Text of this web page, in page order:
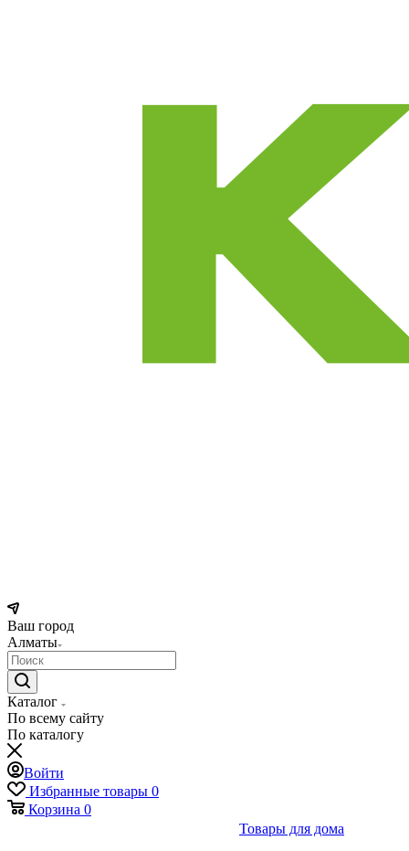
Ваш город
Алматы
Каталог
По всему сайту
По каталогу
Войти
Избранные товары 0
Корзина 0
Товары для дома